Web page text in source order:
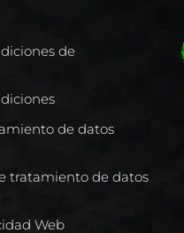
de
de datos
tratamiento de datos
Web